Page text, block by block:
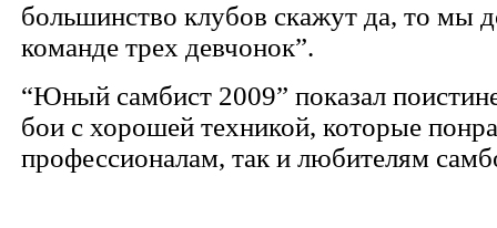
большинство клубов скажут да, то мы
команде трех девчонок”.
“Юный самбист 2009” показал
бои с хорошей техникой, которые
профессионалам, так и любителям